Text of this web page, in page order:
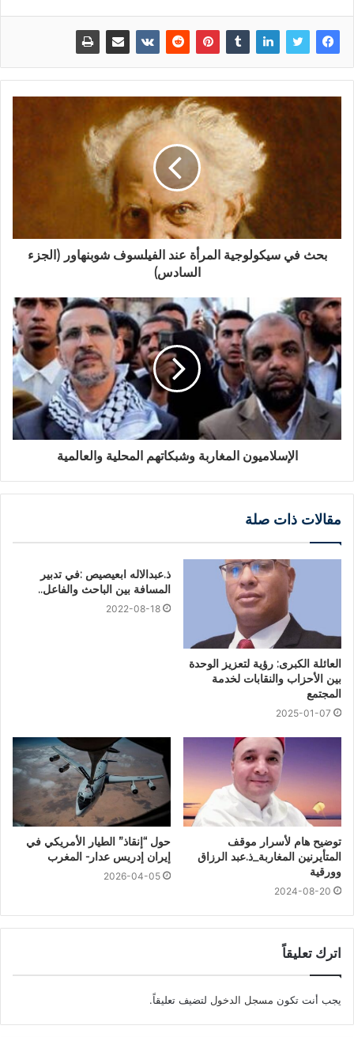
بحث في سيكولوجية المرأة عند الفيلسوف شوبنهاور (الجزء
السادس)
الإسلاميون المغاربة وشبكاتهم المحلية والعالمية
مقالات ذات صلة
العائلة الكبرى: رؤية لتعزيز الوحدة
بين الأحزاب والنقابات لخدمة
المجتمع
2025-01-07
ذ.عبدالاله ابعيصيص :في تدبير
المسافة بين الباحث والفاعل..
2022-08-18
توضيح هام لأسرار موقف
المتأيرنين المغاربة_ذ.عبد الرزاق
وورقية
2024-08-20
حول “إنقاذ” الطيار الأمريكي في
إيران إدريس عدار- المغرب
2026-04-05
اترك تعليقاً
يجب أنت تكون مسجل الدخول لتضيف تعليقاً.